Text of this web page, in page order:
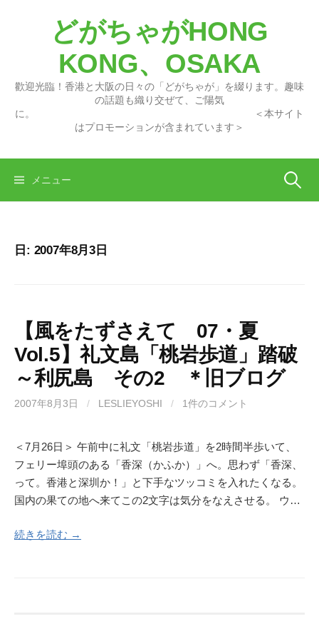
どがちゃがHONG
KONG、OSAKA
歡迎光臨！香港と大阪の日々の「どがちゃが」を綴ります。趣味
の話題も織り交ぜて、ご陽気
に。 ＜本サイト
はプロモーションが含まれています＞
メニュー 検
日: 2007年8月3日
【風をたずさえて 07・夏
Vol.5】礼文島「桃岩歩道」踏破
～利尻島 その2 ＊旧ブログ
2007年8月3日 / LESLIEYOSHI / 1件のコメント
＜7月26日＞ 午前中に礼文「桃岩歩道」を2時間半歩いて、
フェリー埠頭のある「香深（かふか）」へ。思わず「香深、
って。香港と深圳か！」と下手なツッコミを入れたくなる。
国内の果ての地へ来てこの2文字は気分をなえさせる。 ウ…
続きを読む →